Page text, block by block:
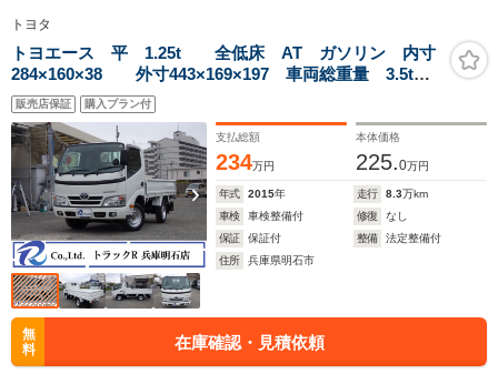
トヨタ
トヨエース 平 1.25t 全低床 AT ガソリン 内寸
284×160×38 外寸443×169×197 車両総重量 3.5t
未 普通免許 4ナンバー エンジン型式 1TR
2000cc 保証付 小型 トラック
販売店保証 購入プラン付
支払総額
234万円
本体価格
225.0万円
年式 2015年 走行 8.3万km
車検
車検整備付 修復
なし
保証
保証付 整備
法定整備付
住所
兵庫県明石市
無
料
在庫確認・見積依頼